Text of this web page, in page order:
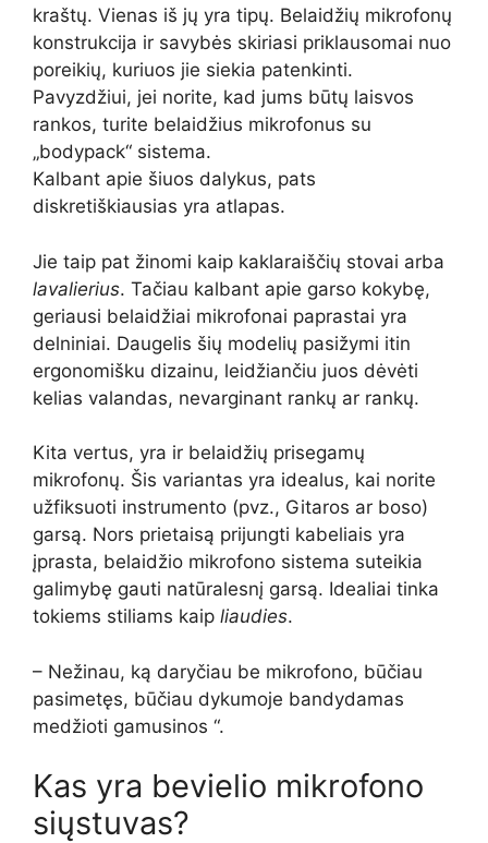
kraštų. Vienas iš jų yra tipų. Belaidžių mikrofonų
konstrukcija ir savybės skiriasi priklausomai nuo
poreikių, kuriuos jie siekia patenkinti.
Pavyzdžiui, jei norite, kad jums būtų laisvos
rankos, turite belaidžius mikrofonus su
„bodypack“ sistema.
Kalbant apie šiuos dalykus, pats
diskretiškiausias yra atlapas.
Jie taip pat žinomi kaip kaklaraiščių stovai arba
lavalierius. Tačiau kalbant apie garso kokybę,
geriausi belaidžiai mikrofonai paprastai yra
delniniai. Daugelis šių modelių pasižymi itin
ergonomišku dizainu, leidžiančiu juos dėvėti
kelias valandas, nevarginant rankų ar rankų.
Kita vertus, yra ir belaidžių prisegamų
mikrofonų. Šis variantas yra idealus, kai norite
užfiksuoti instrumento (pvz., Gitaros ar boso)
garsą. Nors prietaisą prijungti kabeliais yra
įprasta, belaidžio mikrofono sistema suteikia
galimybę gauti natūralesnį garsą. Idealiai tinka
tokiems stiliams kaip liaudies.
– Nežinau, ką daryčiau be mikrofono, būčiau
pasimetęs, būčiau dykumoje bandydamas
medžioti gamusinos “.
Kas yra bevielio mikrofono
siųstuvas?